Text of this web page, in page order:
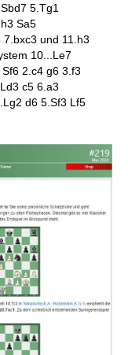
5.Tg1
Sa5
7.bxc3 und 11.h3
10...Le7
2.c4 g6 3.f3
c5 6.a3
d6 5.Sf3 Lf5